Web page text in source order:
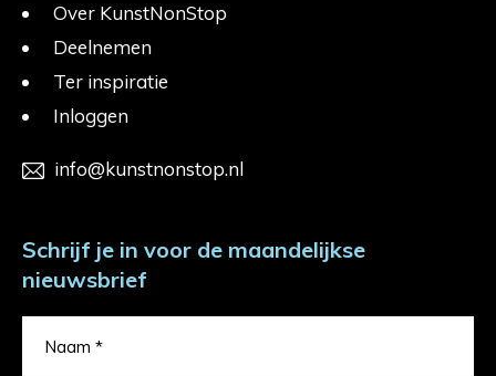
Over KunstNonStop
Deelnemen
Ter inspiratie
Inloggen
info@kunstnonstop.nl
Schrijf je in voor de maandelijkse
nieuwsbrief